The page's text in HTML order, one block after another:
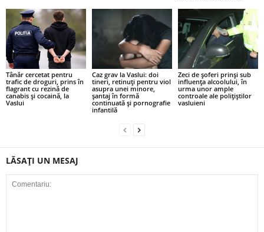
Tânăr cercetat pentru
trafic de droguri, prins în
flagrant cu rezină de
canabis și cocaină, la
Vaslui
Caz grav la Vaslui: doi
tineri, retinuți pentru viol
asupra unei minore,
șantaj în formă
continuată și pornografie
infantilă
Zeci de șoferi prinși sub
influența alcoolului, în
urma unor ample
controale ale polițiștilor
vasluieni
LĂSAȚI UN MESAJ